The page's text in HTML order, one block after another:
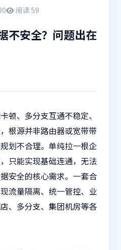
阅读 59
不安全？问题出在
顿、多分支互通不稳定、
根源并非路由器或宽带带
划不合理。单纯拉一根企
只能实现基础连通，无法
安全的核心需求。一套合
流量隔离、统一管控、业
、多分支、集团机房等各